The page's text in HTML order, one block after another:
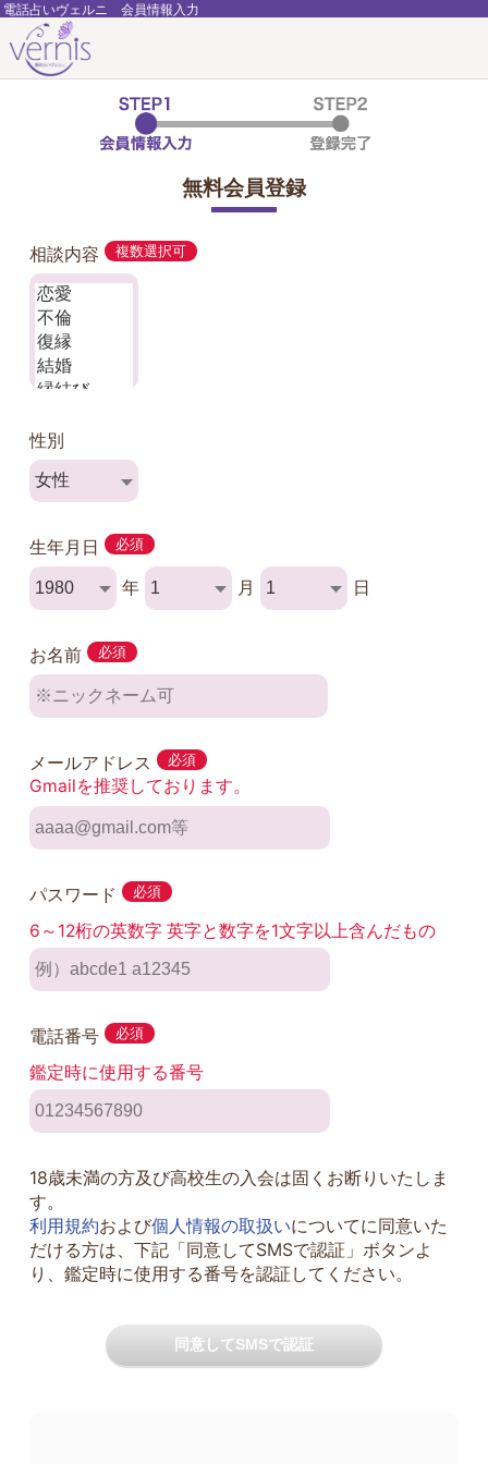
電話占いヴェルニ 会員情報入力
無料会員登録
相談内容 複数選択可
性別
生年月日 必須
年 月 日
お名前 必須
メールアドレス 必須
Gmailを推奨しております。
パスワード 必須
6～12桁の英数字 英字と数字を1文字以上含んだもの
電話番号 必須
鑑定時に使用する番号
18歳未満の方及び高校生の入会は固くお断りいたしま
す。
利用規約および個人情報の取扱いについてに同意いた
だける方は、下記「同意してSMSで認証」ボタンよ
り、鑑定時に使用する番号を認証してください。
同意してSMSで認証